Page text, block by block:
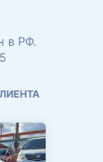
в РФ.